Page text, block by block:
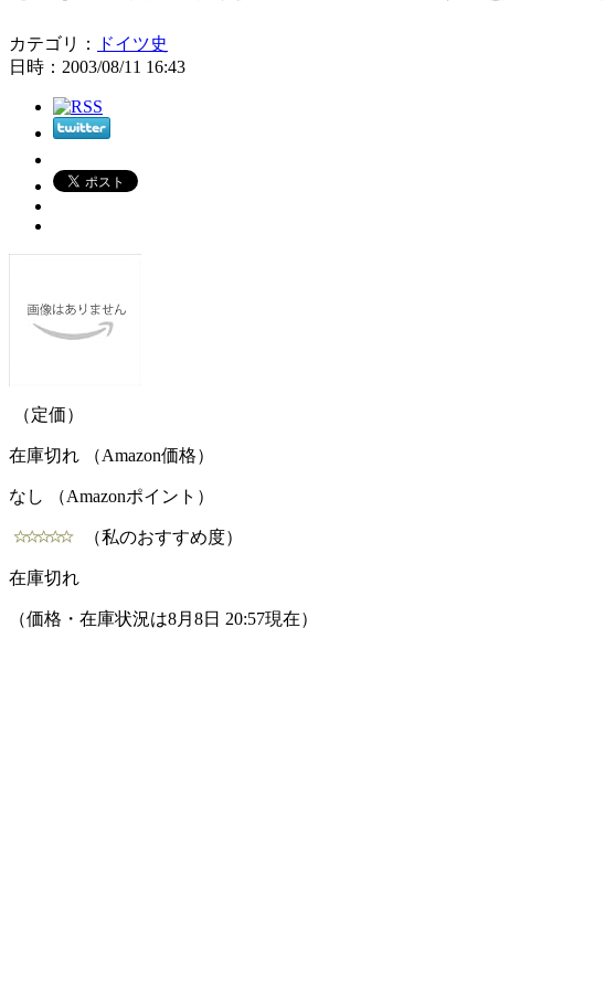
カテゴリ：
ドイツ史
日時：2003/08/11 16:43
（定価）
在庫切れ （Amazon価格）
なし （Amazonポイント）
（私のおすすめ度）
在庫切れ
（価格・在庫状況は8月8日 20:57現在）